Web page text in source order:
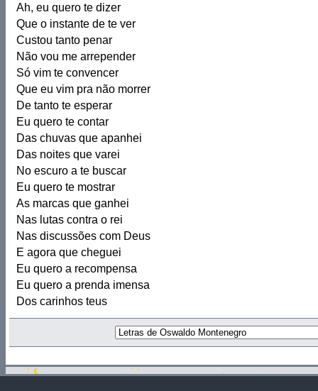
Ah, eu quero te dizer
Que o instante de te ver
Custou tanto penar
Não vou me arrepender
Só vim te convencer
Que eu vim pra não morrer
De tanto te esperar
Eu quero te contar
Das chuvas que apanhei
Das noites que varei
No escuro a te buscar
Eu quero te mostrar
As marcas que ganhei
Nas lutas contra o rei
Nas discussões com Deus
E agora que cheguei
Eu quero a recompensa
Eu quero a prenda imensa
Dos carinhos teus